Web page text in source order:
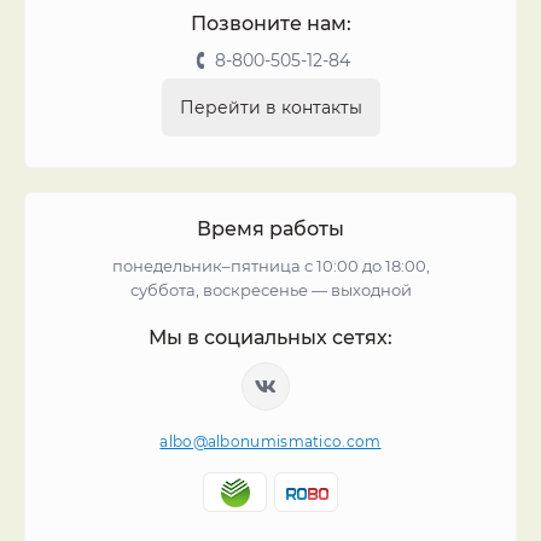
Позвоните нам:
8-800-505-12-84
Перейти в контакты
Время работы
понедельник–пятница с 10:00 до 18:00,
суббота, воскресенье — выходной
Мы в социальных сетях:
albo@albonumismatico.com